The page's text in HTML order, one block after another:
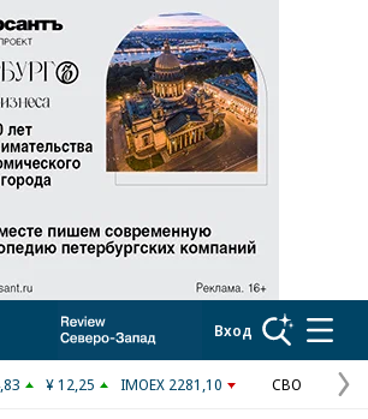
в «Ъ» www.kommersant.ru/ad
Вход
¥ 12,25 IMOEX 2281,10 СВО